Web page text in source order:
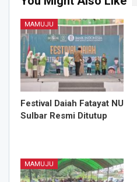
MAMUJU
Festival Daiah Fatayat NU
Sulbar Resmi Ditutup
MAMUJU